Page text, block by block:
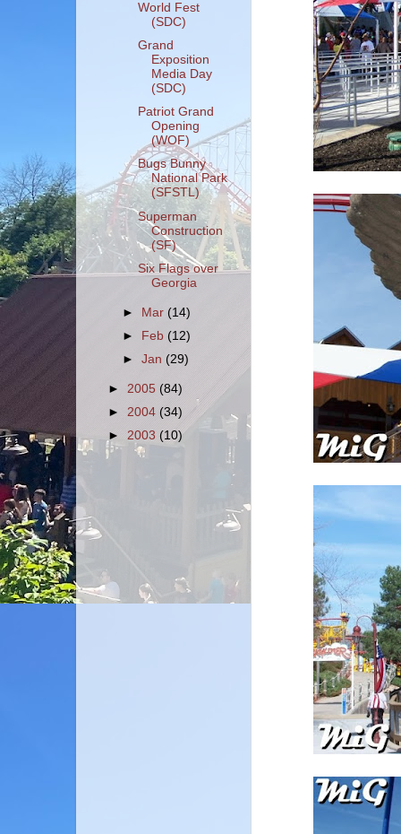
World Fest
(SDC)
Grand
Exposition
Media Day
(SDC)
Patriot Grand
Opening
(WOF)
Bugs Bunny
National Park
(SFSTL)
Superman
Construction
(SF)
Six Flags over
Georgia
► Mar(14)
► Feb(12)
►Jan(29)
► 2005 (84)
► 2004 (34)
► 2003 (10)